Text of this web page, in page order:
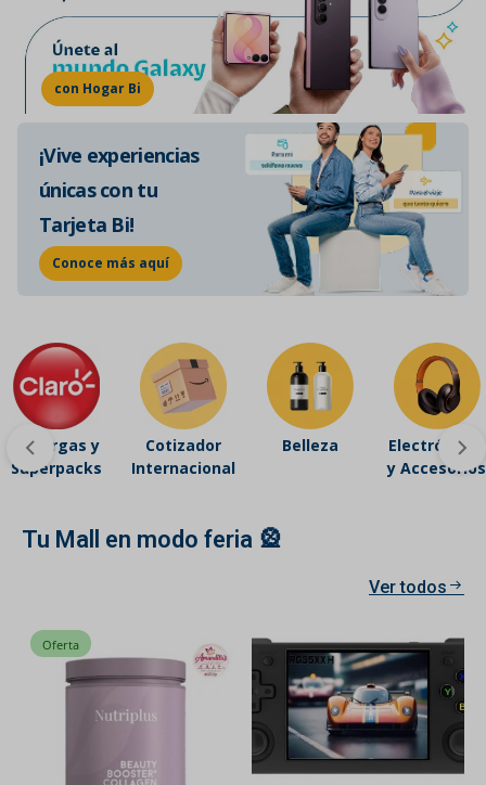
con Hogar Bi
¡Vive experiencias
únicas con tu
Tarjeta Bi!
Conoce más aquí
Recargas y
Superpacks
Cotizador
Internacional
Belleza
Electrónicos
y Accesorios
Tu Mall en modo feria 🎡
Ver todos
Oferta